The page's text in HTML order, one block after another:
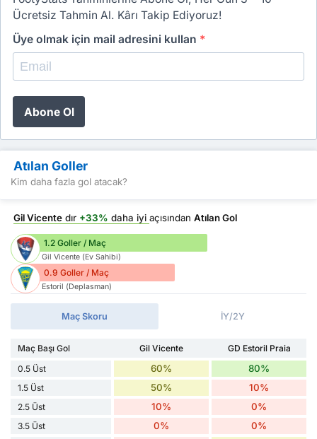
Ücretsiz Tahmin Al. Kârı Takip Ediyoruz!
Üye olmak için mail adresini kullan *
Abone Ol
Atılan Goller
Kim daha fazla gol atacak?
Gil Vicente dır +33% daha iyi açısından Atılan Gol
1.2 Goller / Maç
Gil Vicente (Ev Sahibi)
0.9 Goller / Maç
Estoril (Deplasman)
Maç Skoru İY/2Y
Maç Başı Gol Gil Vicente
GD Estoril Praia
0.5 Üst
60% 80%
1.5 Üst 50% 10%
2.5 Üst 10% 0%
3.5 Üst 0%
0%